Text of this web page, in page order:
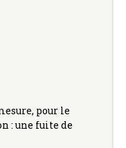
pour le
: une fuite de